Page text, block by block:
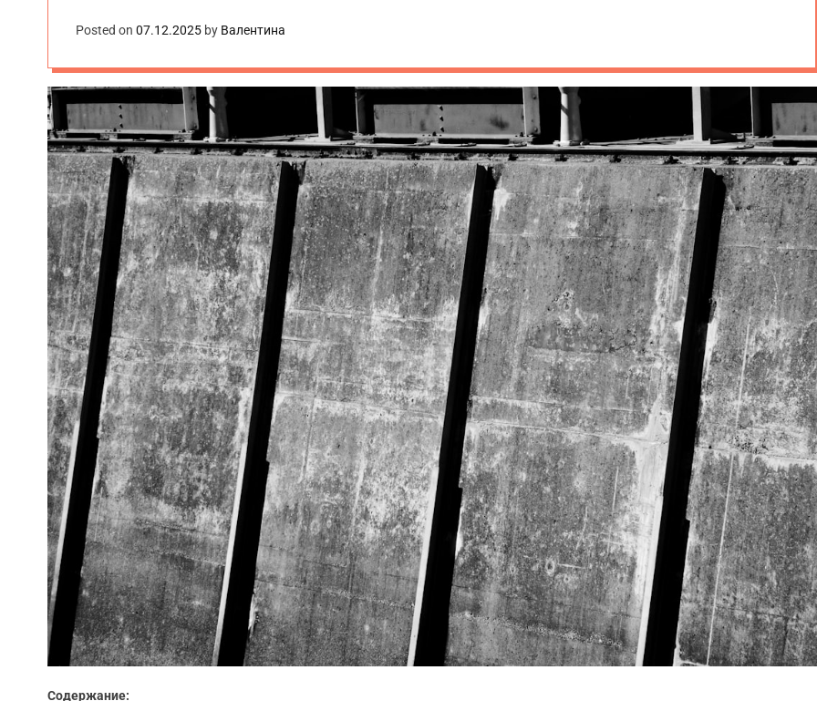
Posted on 07.12.2025 by Валентина
Содержание: